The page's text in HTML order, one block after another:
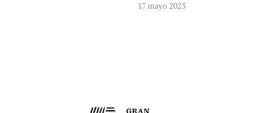
17 mayo 2023